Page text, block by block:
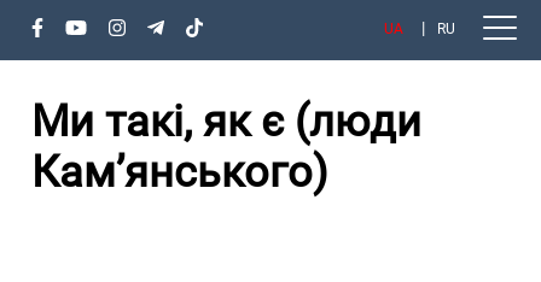
UA RU
Ми такі, як є (люди
Кам’янського)